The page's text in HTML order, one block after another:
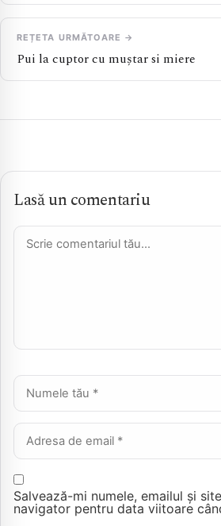
REȚETA URMĂTOARE →
Pui la cuptor cu muștar si miere
Lasă un comentariu
Comentariu *
Nume *
Email *
Salvează-mi numele, emailul și
navigator pentru data viitoare